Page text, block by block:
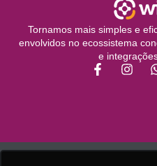
Tornamos mais simples e
envolvidos no ecossistema
e